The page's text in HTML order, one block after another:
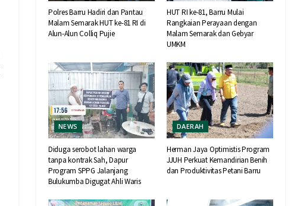
Polres Barru Hadiri dan Pantau
Malam Semarak HUT ke-81 RI di
Alun-Alun Colliq Pujie
HUT RI ke-81, Barru Mulai
Rangkaian Perayaan dengan
Malam Semarak dan Gebyar
UMKM
NEWS
Diduga serobot lahan warga
tanpa kontrak Sah, Dapur
Program SPPG Jalanjang
Bulukumba Digugat Ahli Waris
DAERAH
Herman Jaya Optimistis Program
JJUH Perkuat Kemandirian Benih
dan Produktivitas Petani Barru